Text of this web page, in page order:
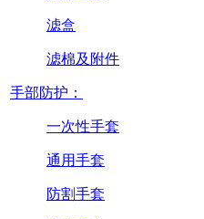
滤盒
滤棉及附件
手部防护：
一次性手套
通用手套
防割手套